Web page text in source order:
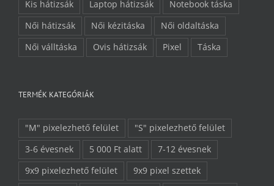
Kis hátizsák
Laptop hátizsák
Notebook táska
Női hátizsák
Női kézitáska
Női oldaltáska
Női válltáska
Ovis hátizsák Pixel Táska
TERMÉK KATEGÓRIÁK
"M" pixelezhető felület
"S" pixelezhető felület
3-6 évesnek
5 000 Ft alatt
7-12 évesnek
9x9 pixelezhető felület
9x9 pixel szettek